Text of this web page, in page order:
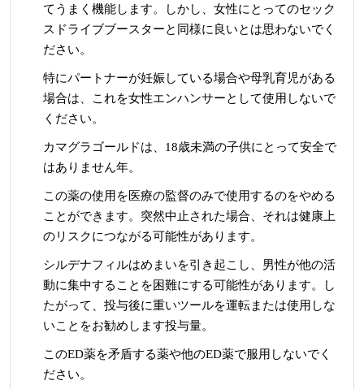
てうまく機能します。しかし、女性にとってのセック
スドライブブースターと同様に良いとは思わないでく
ださい。
特にパートナーが妊娠している場合や母乳育児がある
場合は、これを女性エンハンサーとして使用しないで
ください。
カマグラゴールドは、18歳未満の子供にとって安全で
はありません年。
この薬の使用を医療の監督のみで使用するのをやめる
ことができます。突然中止された場合、それは健康上
のリスクにつながる可能性があります。
シルデナフィルはめまいを引き起こし、男性が他の活
動に集中することを困難にする可能性があります。し
たがって、投与後に重いツールを運転または使用しな
いことをお勧めします投与量。
このED薬を矛盾する薬や他のED薬で服用しないでく
ださい。